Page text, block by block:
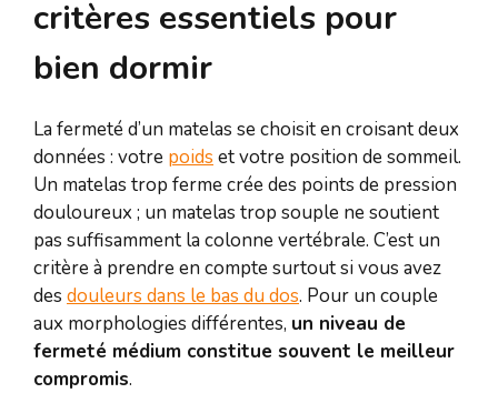
critères essentiels pour
bien dormir
La fermeté d’un matelas se choisit en croisant deux
données : votre poids et votre position de sommeil.
Un matelas trop ferme crée des points de pression
douloureux ; un matelas trop souple ne soutient
pas suffisamment la colonne vertébrale. C’est un
critère à prendre en compte surtout si vous avez
des douleurs dans le bas du dos. Pour un couple
aux morphologies différentes, un niveau de
fermeté médium constitue souvent le meilleur
compromis.